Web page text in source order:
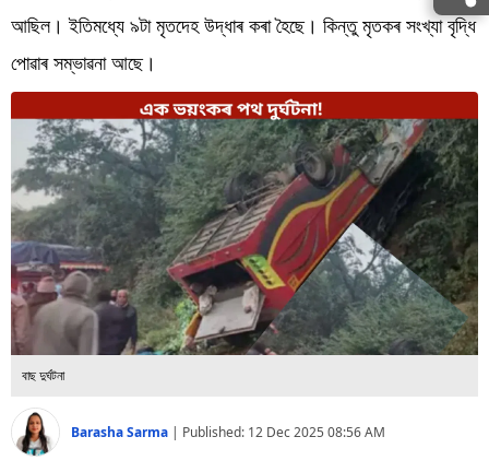
খেল
জীৱনশৈলী
বিশ্ব
প্ৰযুক্তি
Videos
আছিল। ইতিমধ্যে ৯টা মৃতদেহ উদ্ধাৰ কৰা হৈছে। কিন্তু মৃতকৰ সংখ্যা বৃদ্ধি
পোৱাৰ সম্ভাৱনা আছে।
বাছ দুৰ্ঘটনা
Barasha Sarma | Published: 12 Dec 2025 08:56 AM